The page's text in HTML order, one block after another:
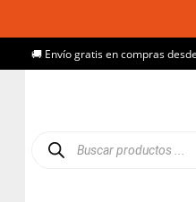
🚚 Envío gratis en compras